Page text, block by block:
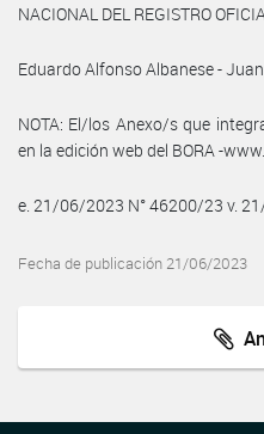
NACIONAL DEL REGISTRO
Eduardo Alfonso Albanese -
NOTA: El/los Anexo/s que
en la edición web del BORA -
e. 21/06/2023 N° 46200/23 v.
Fecha de publicación 21/06/2023